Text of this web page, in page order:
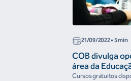
21/09/2022• 5 min
COB divulga
área da
Cursos gratuitos